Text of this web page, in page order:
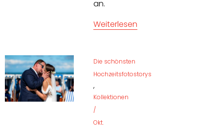
an.
Weiterlesen
Die schönsten
Hochzeitsfotostorys
,
Kollektionen
/
Okt.